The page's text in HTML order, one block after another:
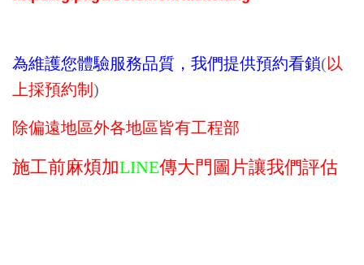
為維護您體驗服務品質，我們提供預約看鎖(以
上採預約制)
除偏遠地區外各地區皆有工程部
施工前麻煩加LINE傳大門圖片讓我們評估